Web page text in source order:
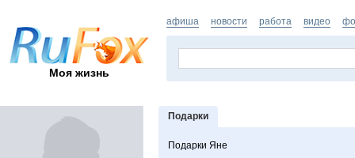
Моя жизнь
афиша новости работа видео
Подарки
Подарки Яне